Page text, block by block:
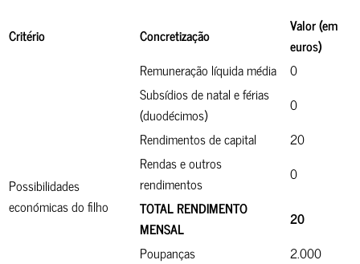
Critério Concretização
Valor (em
euros)
Possibilidades
económicas do filho
Remuneração líquida média
0
Subsídios de natal e férias
(duodécimos)
0
Rendimentos de capital
20
Rendas e outros
rendimentos
0
TOTAL RENDIMENTO
MENSAL
20
Poupanças
2.000